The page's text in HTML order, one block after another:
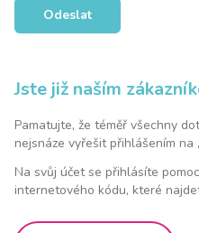
Odeslat
Jste již naším
Pamatujte, že téměř všechny
nejsnáze vyřešit přihlášením na
Na svůj účet se přihlásíte
internetového kódu, které